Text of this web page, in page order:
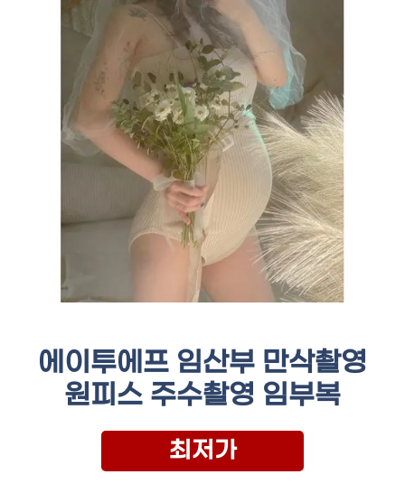
에이투에프 임산부 만삭촬영
원피스 주수촬영 임부복
최저가